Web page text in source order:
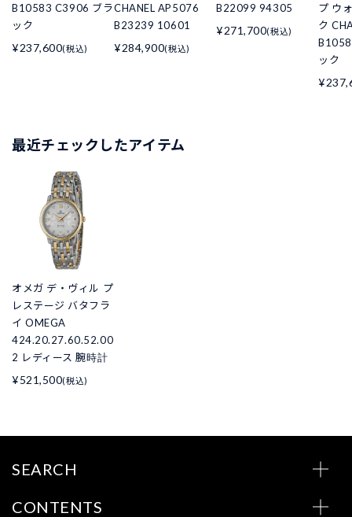
B10583 C3906 ブラ
ック
¥237,600(税込)
CHANEL AP5076
B23239 10601
¥284,900(税込)
B22099 94305
¥271,700(税込)
プ ウ
ク
ック
最近チェックしたアイテム
オメガ デ・ヴィル プ
レステージ バタフラ
イ OMEGA
424.20.27.60.52.00
2 レディース 腕時計
¥521,500(税込)
SEARCH
CONTENTS